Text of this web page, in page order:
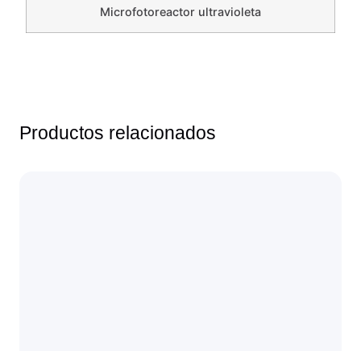
Microfotoreactor ultravioleta
Productos relacionados